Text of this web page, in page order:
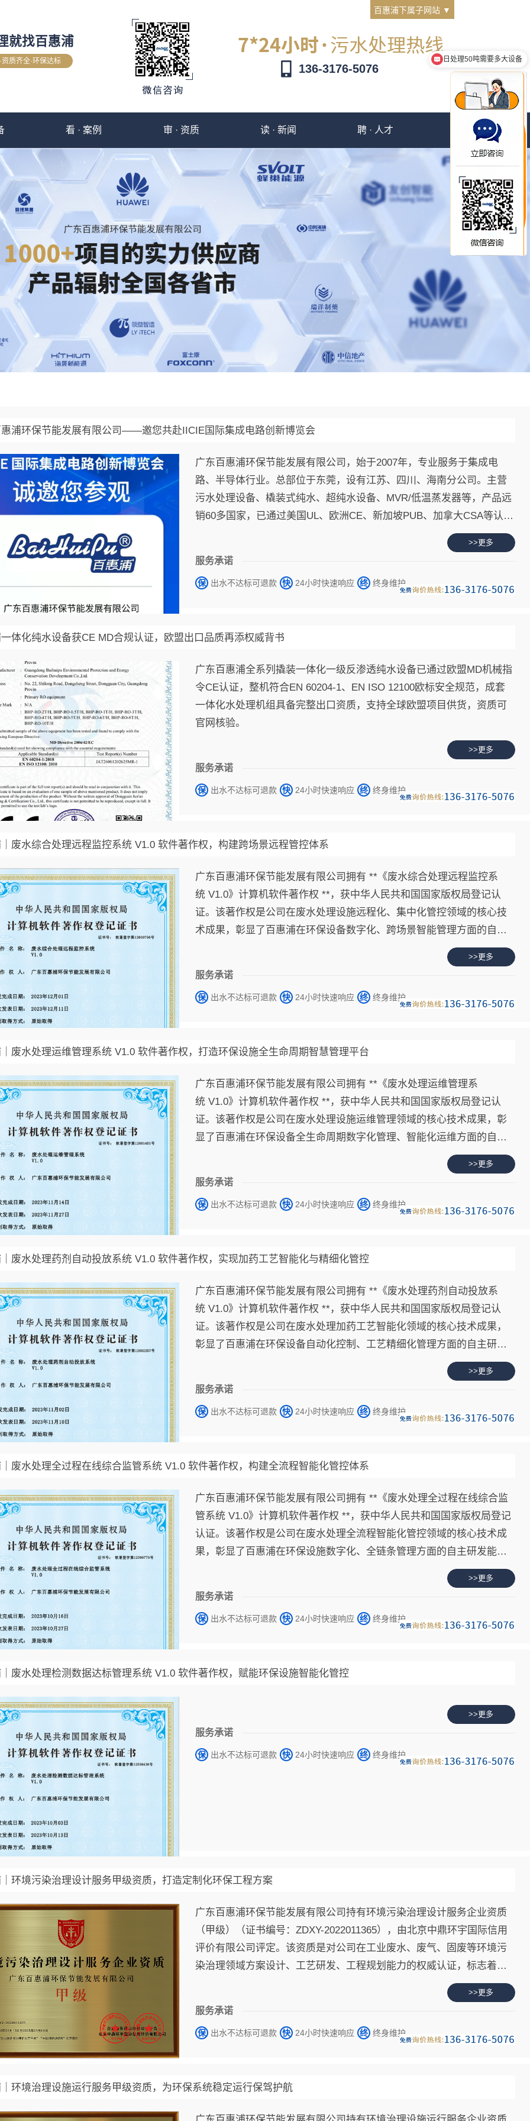
百惠浦下属子网站 ▼
就找百惠浦
资质齐全·环保达标
136-3176-5076
看 · 案例 审 · 资质 读 · 新闻 聘 · 人才 撩 · 客服
浦环保节能发展有限公司——邀您共赴IICIE国际集成电路创新博览会
广东百惠浦环保节能发展有限公司，始于2007年，专业服务于集成电
路、半导体行业。总部位于东莞，设有江苏、四川、海南分公司。主营
污水处理设备、橇装式纯水、超纯水设备、MVR/低温蒸发器等，产品远
销60多国家，已通过美国UL、欧洲CE、新加坡PUB、加拿大CSA等认
证。 公司是国家高新、专精特新企业，拥有环保工程专业承包二级资质
及安全生产许可证，已服务天合光能、国轩高科、天能控股、亿纬锂
能、融捷能源、中国电子、蜂巢能源、海辰新能源、TCL华星光电等
1000+企业，解决污水达标排放及循环回用问题。
>>更多
服务承诺
保 出水不达标可退款 快 24小时快速响应 终 终身维护
体化纯水设备获CE MD合规认证，欧盟出口品质再添权威背书
广东百惠浦全系列撬装一体化一级反渗透纯水设备已通过欧盟MD机械指
令CE认证，整机符合EN 60204-1、EN ISO 12100欧标安全规范，成套
一体化水处理机组具备完整出口资质，支持全球欧盟项目供货，资质可
官网核验。
>>更多
服务承诺
保 出水不达标可退款 快 24小时快速响应 终 终身维护
废水综合处理远程监控系统 V1.0 软件著作权，构建跨场景远程管控体系
广东百惠浦环保节能发展有限公司拥有 **《废水综合处理远程监控系
统 V1.0》计算机软件著作权 **，获中华人民共和国国家版权局登记认
证。该著作权是公司在废水处理设施远程化、集中化管控领域的核心技
术成果，彰显了百惠浦在环保设备数字化、跨场景智能管理方面的自主
>>更多
服务承诺
保 出水不达标可退款 快 24小时快速响应 终 终身维护
废水处理运维管理系统 V1.0 软件著作权，打造环保设施全生命周期智慧管理平台
广东百惠浦环保节能发展有限公司拥有 **《废水处理运维管理系
统 V1.0》计算机软件著作权 **，获中华人民共和国国家版权局登记认
证。该著作权是公司在废水处理设施运维管理领域的核心技术成果，彰
显了百惠浦在环保设备全生命周期数字化管理、智能化运维方面的自主
>>更多
服务承诺
保 出水不达标可退款 快 24小时快速响应 终 终身维护
废水处理药剂自动投放系统 V1.0 软件著作权，实现加药工艺智能化与精细化管控
广东百惠浦环保节能发展有限公司拥有 **《废水处理药剂自动投放系
统 V1.0》计算机软件著作权 **，获中华人民共和国国家版权局登记认
证。该著作权是公司在废水处理加药工艺智能化领域的核心技术成果，
彰显了百惠浦在环保设备自动化控制、工艺精细化管理方面的自主研发
>>更多
服务承诺
保 出水不达标可退款 快 24小时快速响应 终 终身维护
废水处理全过程在线综合监管系统 V1.0 软件著作权，构建全流程智能化管控体系
广东百惠浦环保节能发展有限公司拥有 **《废水处理全过程在线综合监
管系统 V1.0》计算机软件著作权 **，获中华人民共和国国家版权局登记
认证。该著作权是公司在废水处理全流程智能化管控领域的核心技术成
果，彰显了百惠浦在环保设施数字化、全链条管理方面的自主研发能力
>>更多
服务承诺
保 出水不达标可退款 快 24小时快速响应 终 终身维护
废水处理检测数据达标管理系统 V1.0 软件著作权，赋能环保设施智能化管控
>>更多
服务承诺
保 出水不达标可退款 快 24小时快速响应 终 终身维护
环境污染治理设计服务甲级资质，打造定制化环保工程方案
广东百惠浦环保节能发展有限公司持有环境污染治理设计服务企业资质
（甲级）（证书编号：ZDXY-2022011365），由北京中鼎环宇国际信用
评价有限公司评定。该资质是对公司在工业废水、废气、固废等环境污
染治理领域方案设计、工艺研发、工程规划能力的权威认证，标志着百
惠浦具备为各类工业企业提供专业、合规、高效的环境污染治理设计服
>>更多
服务承诺
保 出水不达标可退款 快 24小时快速响应 终 终身维护
环境治理设施运行服务甲级资质，为环保系统稳定运行保驾护航
一体化设备多少钱